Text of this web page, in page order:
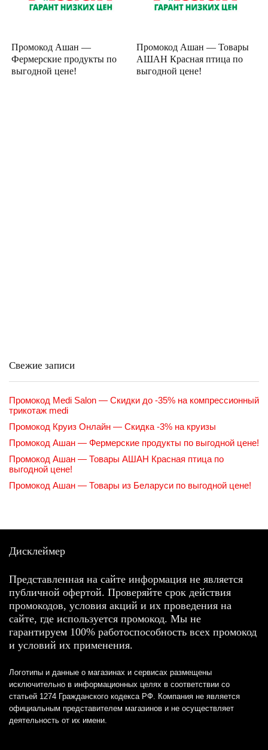
Промокод Ашан —
Фермерские продукты по
выгодной цене!
Промокод Ашан — Товары
АШАН Красная птица по
выгодной цене!
Свежие записи
Промокод Medi Salon — Скидки до -35% на компрессионный
трикотаж medi
Промокод Круиз Онлайн — Скидка -3% на круизы
Промокод Ашан — Фермерские продукты по выгодной цене!
Промокод Ашан — Товары АШАН Красная птица по
выгодной цене!
Промокод Ашан — Товары из Беларуси по выгодной цене!
Дисклеймер
Представленная на сайте информация не является
публичной офертой. Проверяйте срок действия
промокодов, условия акций и их проведения на
сайте, где используется промокод. Мы не
гарантируем 100% работоспособность всех промокод
и условий их применения.
Логотипы и данные о магазинах и сервисах размещены
исключительно в информационных целях в соответствии со
статьей 1274 Гражданского кодекса РФ. Компания не является
официальным представителем магазинов и не осуществляет
деятельность от их имени.